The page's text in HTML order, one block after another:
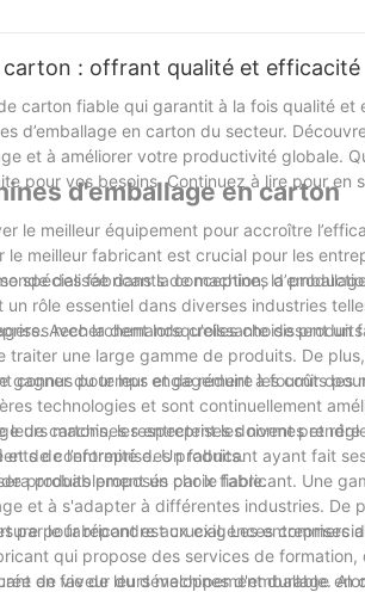
carton : offrant qualité et efficacité
carton fiable qui garantit à la fois qualité
d’emballage en carton du secteur.
et à améliorer votre productivité globale.
pour vos besoins. Continuez à lire pour en
d'emballage en carton
le meilleur équipement pour accroître
meilleur fabricant est crucial pour les
des fabricants de machines
spécialisée dans la conception, la
rôle essentiel dans diverses industries
Avec la demande croissante de
recherchent lorsqu’elles choisissent un
une large gamme de produits. De
gagner du temps et de réduire les coûts
pour leur engagement à fournir des
technologies et sont continuellement
machines respectent les normes et
et de conformité des produits.
de cartons, les entreprises doivent
de l’entreprise. Un fabricant ayant fait
probablement un choix fiable.
produits proposés par le fabricant. Une
et à s'adapter à différentes industries. De
pour répondre aux exigences
le fabricant est crucial. Les entreprises
qui propose des services de
de vie de leurs machines d'emballage en
en faveur du développement durable.